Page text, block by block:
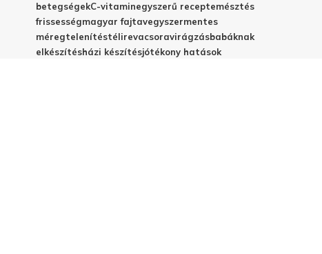
betegségekC-vitaminegyszerű receptemésztés
frissességmagyar fajtavegyszermentes
méregtelenítéstélirevacsoravirágzásbabáknak
elkészítésházi készítésjótékony hatások